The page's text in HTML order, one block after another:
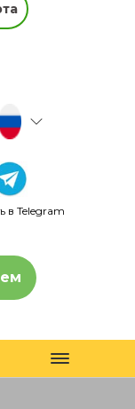
в Telegram
Toggle
navigation